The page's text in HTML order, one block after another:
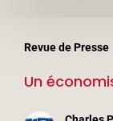
Revue de Presse
économiste
Un